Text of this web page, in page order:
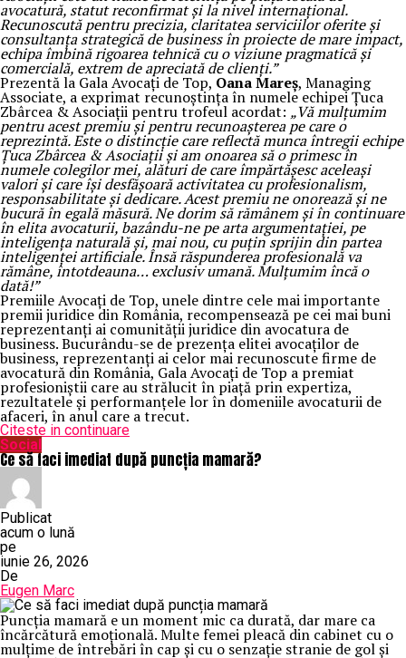
avocatură, statut reconfirmat și la nivel internațional.
Recunoscută pentru precizia, claritatea serviciilor oferite și
consultanța strategică de business în proiecte de mare impact,
echipa îmbină rigoarea tehnică cu o viziune pragmatică și
comercială, extrem de apreciată de clienți.”
Prezentă la Gala Avocați de Top, Oana Mareș, Managing
Associate, a exprimat recunoștința în numele echipei Țuca
Zbârcea & Asociații pentru trofeul acordat: „Vă mulțumim
pentru acest premiu și pentru recunoașterea pe care o
reprezintă. Este o distincție care reflectă munca întregii echipe
Țuca Zbârcea & Asociații și am onoarea să o primesc în
numele colegilor mei, alături de care împărtășesc aceleași
valori și care își desfășoară activitatea cu profesionalism,
responsabilitate și dedicare. Acest premiu ne onorează și ne
bucură în egală măsură. Ne dorim să rămânem și în continuare
în elita avocaturii, bazându-ne pe arta argumentației, pe
inteligența naturală și, mai nou, cu puțin sprijin din partea
inteligenței artificiale. Însă răspunderea profesională va
rămâne, întotdeauna… exclusiv umană. Mulțumim încă o
dată!”
Premiile Avocați de Top, unele dintre cele mai importante
premii juridice din România, recompensează pe cei mai buni
reprezentanți ai comunității juridice din avocatura de
business. Bucurându-se de prezența elitei avocaților de
business, reprezentanți ai celor mai recunoscute firme de
avocatură din România, Gala Avocați de Top a premiat
profesioniștii care au strălucit în piață prin expertiza,
rezultatele și performanțele lor în domeniile avocaturii de
afaceri, în anul care a trecut.
Citeste in continuare
Social
Ce să faci imediat după puncția mamară?
Publicat
acum o lună
pe
iunie 26, 2026
De
Eugen Marc
Puncția mamară e un moment mic ca durată, dar mare ca
încărcătură emoțională. Multe femei pleacă din cabinet cu o
mulțime de întrebări în cap și cu o senzație stranie de gol și